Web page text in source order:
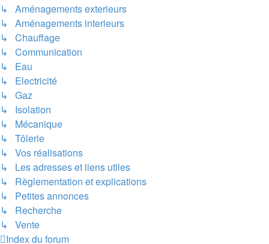
↳ Aménagements exterieurs
↳ Aménagements interieurs
↳ Chauffage
↳ Communication
↳ Eau
↳ Electricité
↳ Gaz
↳ Isolation
↳ Mécanique
↳ Tôlerie
↳ Vos réalisations
↳ Les adresses et liens utiles
↳ Règlementation et explications
↳ Petites annonces
↳ Recherche
↳ Vente
Index du forum